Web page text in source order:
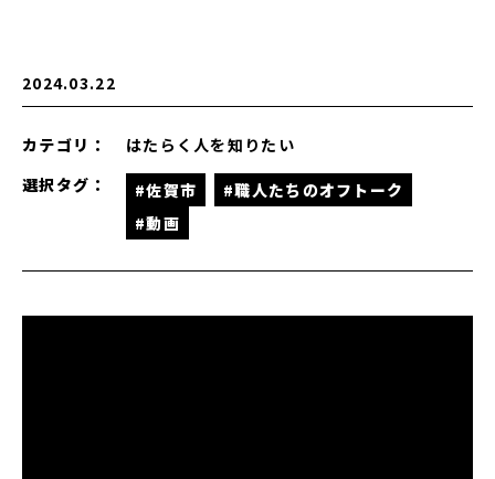
2024.03.22
カテゴリ：
はたらく人を知りたい
選択タグ：
#佐賀市
#職人たちのオフトーク
#動画